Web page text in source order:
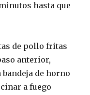
hasta que
de pollo fritas
anterior,
de horno
a fuego